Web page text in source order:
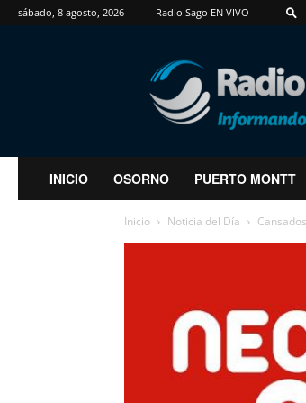
sábado, 8 agosto, 2026 Radio Sago EN VIVO
RadioSago
INICIO OSORNO PUERTO MONTT
Inicio Noticia del Día